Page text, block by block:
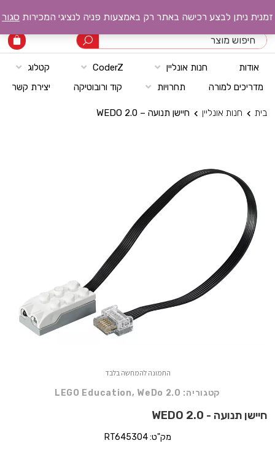
רובוטק טכנולוגיות
אודות חנות אונליין CoderZ
קטלוג
מדריכים למורה
תחרויות קוד ורובוטיקה יצירת קשר
בית חנות אונליין חיישן תנועה – WEDO 2.0
התמונה להמחשה בלבד
קטגוריה: LEGO Education, WeDo 2.0
חיישן תנועה - WEDO 2.0
מק"ט: RT645304
זמנית ניתן לבצע רכישה באתר רק באמצעות פניה לנציגי המכירות סגור